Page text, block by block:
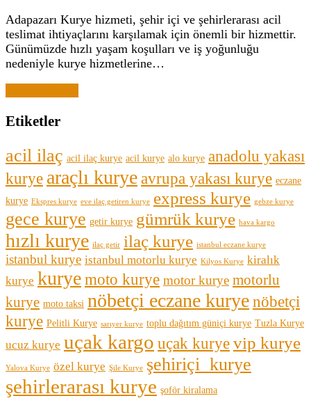
Adapazarı Kurye hizmeti, şehir içi ve şehirlerarası acil
teslimat ihtiyaçlarını karşılamak için önemli bir hizmettir.
Günümüzde hızlı yaşam koşulları ve iş yoğunluğu
nedeniyle kurye hizmetlerine…
Etiketler
acil ilaç acil ilaç kurye acil kurye alo kurye anadolu yakası
kurye araçlı kuryeavrupa yakası kurye eczane
kurye Ekspres kurye eve ilaç getiren kurye express kurye gebze kurye
gece kurye getir kurye gümrük kurye hava kargo
hızlı kurye ilaç getir ilaç kurye istanbul eczane kurye
istanbul kurye istanbul motorlu kurye Kilyos Kurye kiralık
kurye kuryemoto kurye motor kurye motorlu
kurye moto taksi nöbetçi eczane kuryenöbetçi
kurye Pelitli Kurye sarıyer kurye toplu dağıtım güniçi kurye Tuzla Kurye
ucuz kurye uçak kargo uçak kuryevip kurye
Yalova Kurye özel kurye Şile Kurye şehiriçi kurye
şehirlerarası kurye şoför kiralama